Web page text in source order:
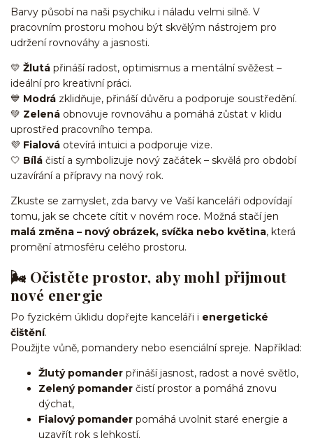
Barvy působí na naši psychiku i náladu velmi silně. V
pracovním prostoru mohou být skvělým nástrojem pro
udržení rovnováhy a jasnosti.
💛 Žlutá přináší radost, optimismus a mentální svěžest –
ideální pro kreativní práci.
💙 Modrá zklidňuje, přináší důvěru a podporuje soustředění.
💚 Zelená obnovuje rovnováhu a pomáhá zůstat v klidu
uprostřed pracovního tempa.
💜 Fialová otevírá intuici a podporuje vize.
🤍 Bílá čistí a symbolizuje nový začátek – skvělá pro období
uzavírání a přípravy na nový rok.
Zkuste se zamyslet, zda barvy ve Vaší kanceláři odpovídají
tomu, jak se chcete cítit v novém roce. Možná stačí jen
malá změna – nový obrázek, svíčka nebo květina, která
promění atmosféru celého prostoru.
🌬️ Očistěte prostor, aby mohl přijmout
nové energie
Po fyzickém úklidu dopřejte kanceláři i energetické
čištění.
Použijte vůně, pomandery nebo esenciální spreje. Například:
Žlutý pomander přináší jasnost, radost a nové světlo,
Zelený pomander čistí prostor a pomáhá znovu
dýchat,
Fialový pomander pomáhá uvolnit staré energie a
uzavřít rok s lehkostí.